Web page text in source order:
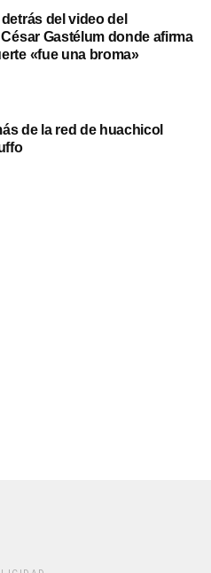
del video del
Gastélum donde afirma
«fue una broma»
de la red de huachicol